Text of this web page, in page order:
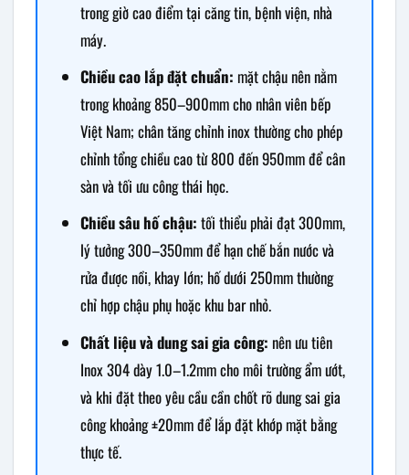
trong giờ cao điểm tại căng tin, bệnh viện, nhà
máy.
Chiều cao lắp đặt chuẩn: mặt chậu nên nằm
trong khoảng 850–900mm cho nhân viên bếp
Việt Nam; chân tăng chỉnh inox thường cho phép
chỉnh tổng chiều cao từ 800 đến 950mm để cân
sàn và tối ưu công thái học.
Chiều sâu hố chậu: tối thiểu phải đạt 300mm,
lý tưởng 300–350mm để hạn chế bắn nước và
rửa được nồi, khay lớn; hố dưới 250mm thường
chỉ hợp chậu phụ hoặc khu bar nhỏ.
Chất liệu và dung sai gia công: nên ưu tiên
Inox 304 dày 1.0–1.2mm cho môi trường ẩm ướt,
và khi đặt theo yêu cầu cần chốt rõ dung sai gia
công khoảng ±20mm để lắp đặt khớp mặt bằng
thực tế.